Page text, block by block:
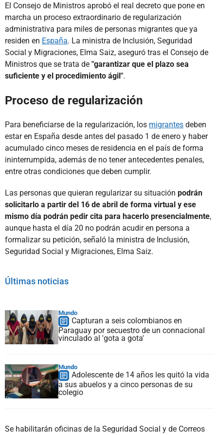
El Consejo de Ministros aprobó el real decreto que pone en
marcha un proceso extraordinario de regularización
administrativa para miles de personas migrantes que ya
residen en España. La ministra de Inclusión, Seguridad
Social y Migraciones, Elma Saiz, aseguró tras el Consejo de
Ministros que se trata de "garantizar que el plazo sea
suficiente y el procedimiento ágil".
Proceso de regularización
Para beneficiarse de la regularización, los migrantes deben
estar en España desde antes del pasado 1 de enero y haber
acumulado cinco meses de residencia en el país de forma
ininterrumpida, además de no tener antecedentes penales,
entre otras condiciones que deben cumplir.
Las personas que quieran regularizar su situación podrán
solicitarlo a partir del 16 de abril de forma virtual y ese
mismo día podrán pedir cita para hacerlo presencialmente,
aunque hasta el día 20 no podrán acudir en persona a
formalizar su petición, señaló la ministra de Inclusión,
Seguridad Social y Migraciones, Elma Saiz.
Últimas noticias
Mundo
Capturan a seis colombianos en
Paraguay por secuestro de un connacional
vinculado al 'gota a gota'
Mundo
Adolescente de 14 años les quitó la vida
a sus abuelos y a cinco personas de su
colegio
Se habilitarán oficinas de la Seguridad Social y de Correos